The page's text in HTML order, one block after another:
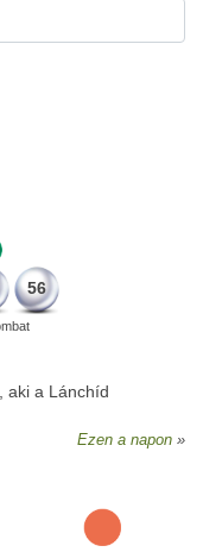
56
aki a Lánchíd
Ezen a napon